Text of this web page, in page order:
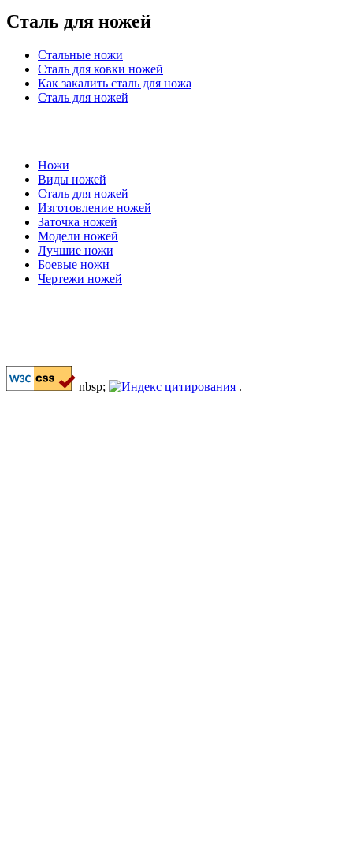
Сталь для ножей
Стальные ножи
Сталь для ковки ножей
Как закалить сталь для ножа
Сталь для ножей
Ножи
Виды ножей
Сталь для ножей
Изготовление ножей
Заточка ножей
Модели ножей
Лучшие ножи
Боевые ножи
Чертежи ножей
nbsp; .